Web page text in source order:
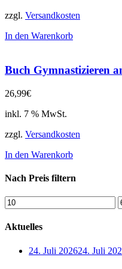
zzgl. Versandkosten
In den Warenkorb
Buch Gymnastizieren
26,99€
inkl. 7 % MwSt.
zzgl. Versandkosten
In den Warenkorb
Nach Preis filtern
Min.
Preis
Aktuelles
24. Juli 202624. Juli